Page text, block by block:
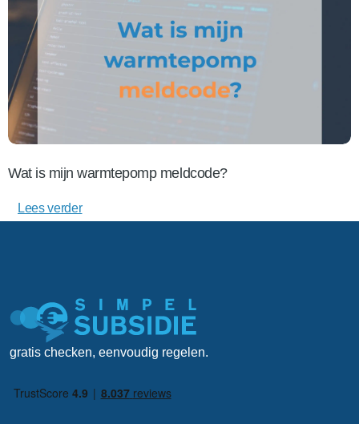
Wat is mijn warmtepomp meldcode?
Lees verder
gratis checken, eenvoudig regelen.